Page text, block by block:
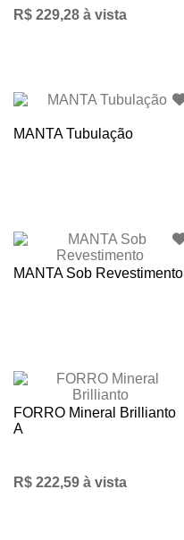
R$ 229,28 à vista
MANTA Tubulação
MANTA Sob Revestimento
FORRO Mineral Brillianto
A
R$ 222,59 à vista